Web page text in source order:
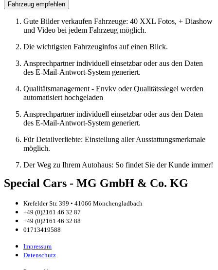
Fahrzeug empfehlen
Gute Bilder verkaufen Fahrzeuge: 40 XXL Fotos, + Diashow
und Video bei jedem Fahrzeug möglich.
Die wichtigsten Fahrzeuginfos auf einen Blick.
Ansprechpartner individuell einsetzbar oder aus den Daten
des E-Mail-Antwort-System generiert.
Qualitätsmanagement - Envkv oder Qualitätssiegel werden
automatisiert hochgeladen
Ansprechpartner individuell einsetzbar oder aus den Daten
des E-Mail-Antwort-System generiert.
Für Detailverliebte: Einstellung aller Ausstattungsmerkmale
möglich.
Der Weg zu Ihrem Autohaus: So findet Sie der Kunde immer!
Special Cars - MG GmbH & Co. KG
Krefelder Str. 399 • 41066 Mönchengladbach
+49 (0)2161 46 32 87
+49 (0)2161 46 32 88
01713419588
Impressum
Datenschutz